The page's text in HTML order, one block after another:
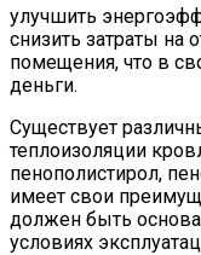
улучшить
снизить затраты на
помещения, что в
деньги.
Существует
теплоизоляции
пенополистирол,
имеет свои
должен быть
условиях